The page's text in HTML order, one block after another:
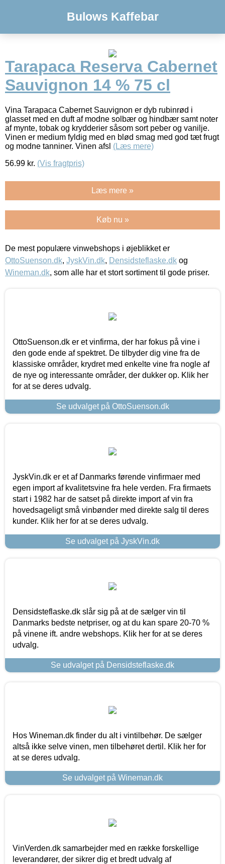
Bulows Kaffebar
Tarapaca Reserva Cabernet
Sauvignon 14 % 75 cl
Vina Tarapaca Cabernet Sauvignon er dyb rubinrød i
glasset med en duft af modne solbær og hindbær samt noter
af mynte, tobak og krydderier såsom sort peber og vanilje.
Vinen er medium fyldig med en blød smag med god tæt frugt
og modne tanniner. Vinen afsl (Læs mere)
56.99 kr. (Vis fragtpris)
Læs mere »
Køb nu »
De mest populære vinwebshops i øjeblikket er
OttoSuenson.dk, JyskVin.dk, Densidsteflaske.dk og
Wineman.dk, som alle har et stort sortiment til gode priser.
OttoSuenson.dk er et vinfirma, der har fokus på vine i
den gode ende af spektret. De tilbyder dig vine fra de
klassiske områder, krydret med enkelte vine fra nogle af
de nye og interessante områder, der dukker op. Klik her
for at se deres udvalg.
Se udvalget på OttoSuenson.dk
JyskVin.dk er et af Danmarks førende vinfirmaer med
egen import af kvalitetsvine fra hele verden. Fra firmaets
start i 1982 har de satset på direkte import af vin fra
hovedsageligt små vinbønder med direkte salg til deres
kunder. Klik her for at se deres udvalg.
Se udvalget på JyskVin.dk
Densidsteflaske.dk slår sig på at de sælger vin til
Danmarks bedste netpriser, og at du kan spare 20-70 %
på vinene ift. andre webshops. Klik her for at se deres
udvalg.
Se udvalget på Densidsteflaske.dk
Hos Wineman.dk finder du alt i vintilbehør. De sælger
altså ikke selve vinen, men tilbehøret dertil. Klik her for
at se deres udvalg.
Se udvalget på Wineman.dk
VinVerden.dk samarbejder med en række forskellige
leverandører, der sikrer dig et bredt udvalg af